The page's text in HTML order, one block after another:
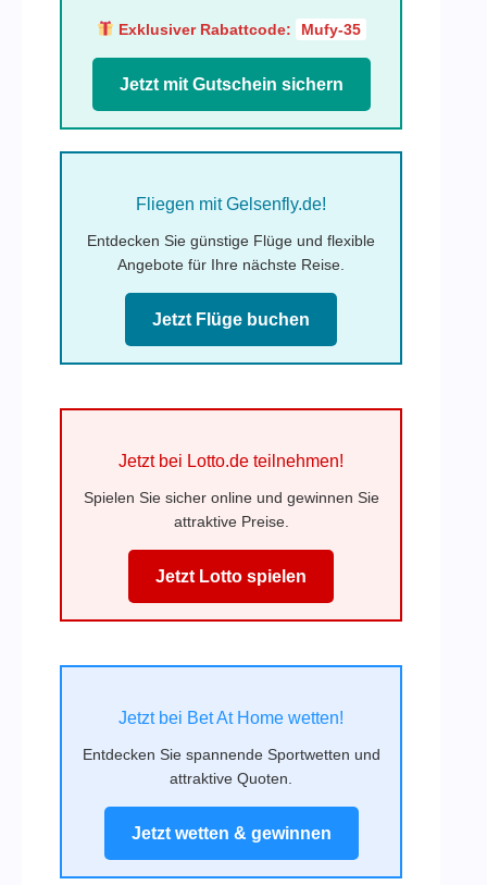
Exklusiver Rabattcode: Mufy-35
Jetzt mit Gutschein sichern
Fliegen mit Gelsenfly.de!
Entdecken Sie günstige Flüge und flexible
Angebote für Ihre nächste Reise.
Jetzt Flüge buchen
Jetzt bei Lotto.de teilnehmen!
Spielen Sie sicher online und gewinnen Sie
attraktive Preise.
Jetzt Lotto spielen
Jetzt bei Bet At Home wetten!
Entdecken Sie spannende Sportwetten und
attraktive Quoten.
Jetzt wetten & gewinnen